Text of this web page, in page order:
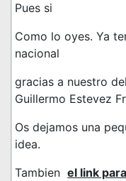
Pues si
Como lo oyes. Ya
nacional
gracias a nuestro
Guillermo Estevez
Os dejamos una
idea.
Tambienel link